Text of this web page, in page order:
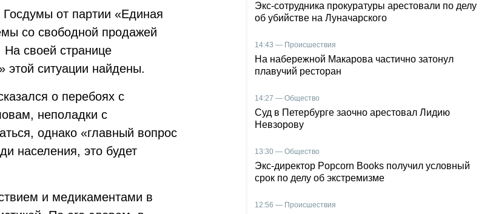
Госдумы от партии «Единая
со свободной продажей
своей странице
этой ситуации найдены.
о перебоях с
неполадки с
однако «главный вопрос
населения, это будет
и медикаментами в
Экс-сотрудника прокуратуры арестовали по делу
об убийстве на Луначарского
14:43 — Происшествия
На набережной Макарова частично затонул
плавучий ресторан
14:27 — Общество
Суд в Петербурге заочно арестовал Лидию
Невзорову
13:30 — Общество
Экс-директор Popcorn Books получил условный
срок по делу об экстремизме
12:56 — Происшествия